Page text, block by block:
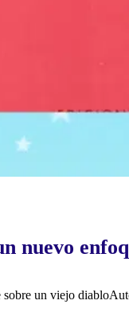
nuevo
un viejo